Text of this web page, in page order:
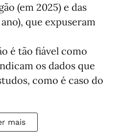
(em 2025) e das
que expuseram
é tão fiável como
os dados que
como é caso do
mais